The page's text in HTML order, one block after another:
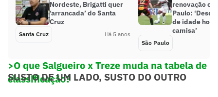
Nordeste, Brigatti quer
‘arrancada’ do Santa
Cruz
Santa Cruz Há 5 anos
renovação
Paulo:
de idade
camisa’
São Paulo
>O que Salgueiro x Treze muda na tabela de
classificação?
SUSTO DE UM LADO, SUSTO DO OUTRO